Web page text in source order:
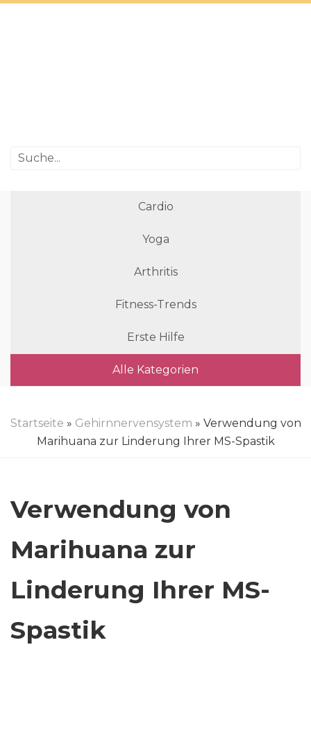
Cardio
Yoga
Arthritis
Fitness-Trends
Erste Hilfe
Alle Kategorien
Startseite » Gehirnnervensystem » Verwendung von
Marihuana zur Linderung Ihrer MS-Spastik
Verwendung von
Marihuana zur
Linderung Ihrer MS-
Spastik